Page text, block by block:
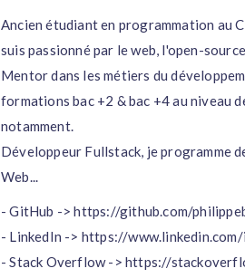
Ancien étudiant en programmation au
suis passionné par le web, l'open-
Mentor dans les métiers du
formations bac +2 & bac +4 au niveau
notamment.
Développeur Fullstack, je programme
Web...
- GitHub -> https://github.com/
- LinkedIn -> https://
- Stack Overflow -> https://